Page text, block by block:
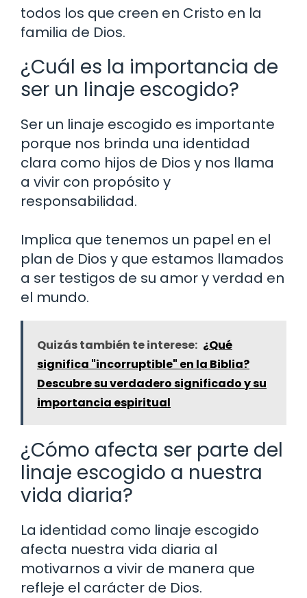
todos los que creen en Cristo en la
familia de Dios.
¿Cuál es la importancia de
ser un linaje escogido?
Ser un linaje escogido es importante
porque nos brinda una identidad
clara como hijos de Dios y nos llama
a vivir con propósito y
responsabilidad.
Implica que tenemos un papel en el
plan de Dios y que estamos llamados
a ser testigos de su amor y verdad en
el mundo.
Quizás también te interese: ¿Qué
significa "incorruptible" en la Biblia?
Descubre su verdadero significado y su
importancia espiritual
¿Cómo afecta ser parte del
linaje escogido a nuestra
vida diaria?
La identidad como linaje escogido
afecta nuestra vida diaria al
motivarnos a vivir de manera que
refleje el carácter de Dios.